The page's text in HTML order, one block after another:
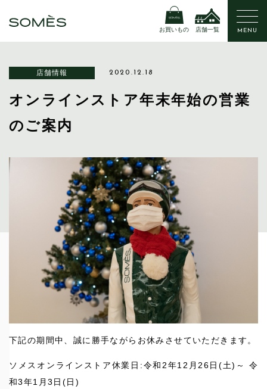
お買いもの 店舗一覧 MENU
店舗情報 2020.12.18
オンラインストア年末年始の営業
のご案内
下記の期間中、誠に勝手ながらお休みさせていただきます。
ソメスオンラインストア休業日:令和2年12月26日(土)～ 令
和3年1月3日(日)